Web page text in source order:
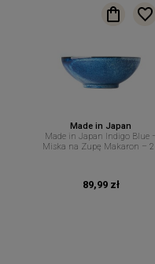
Made in Japan
Made in Japan Indigo Blue
Miska na Zupę Makaron –
89,99 zł